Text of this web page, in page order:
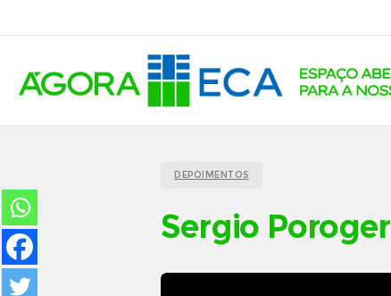
DEPOIMENTOS
Sergio Poroger